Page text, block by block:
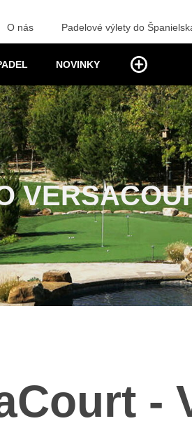
NOVINKY
O nás Padelové výlety do
-